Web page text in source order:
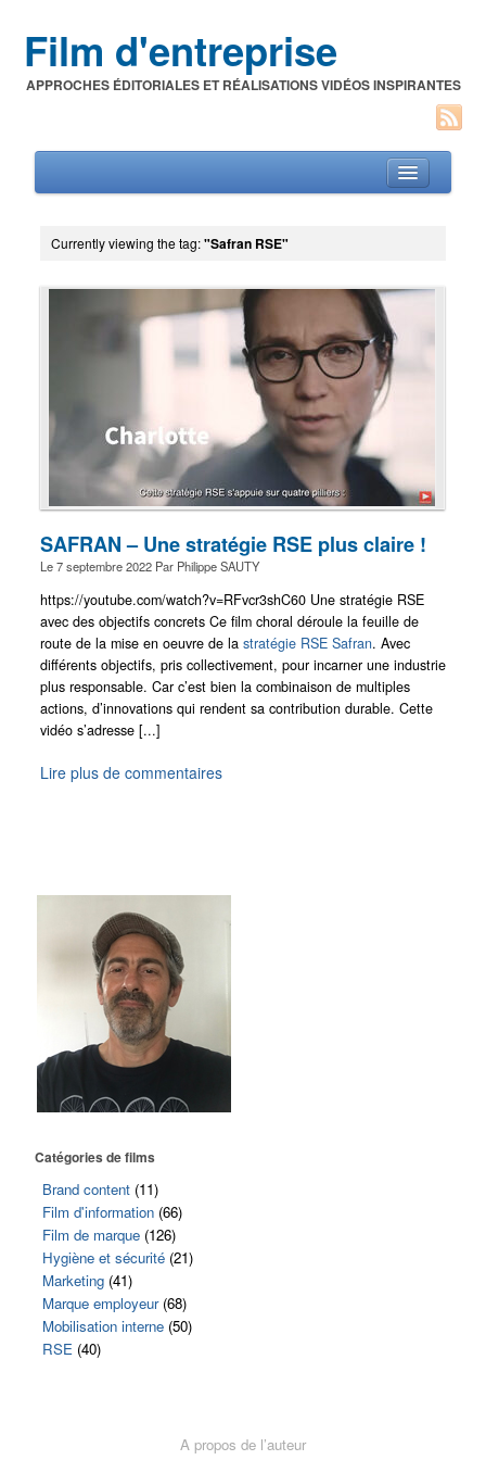
Film d'entreprise
APPROCHES ÉDITORIALES ET RÉALISATIONS VIDÉOS INSPIRANTES
A propos de l’auteur
Festivals du film corporate
Currently viewing the tag:"Safran RSE"
SAFRAN – Une stratégie RSE plus claire !
Le7 septembre 2022Par Philippe SAUTY
https://youtube.com/watch?v=RFvcr3shC60 Une stratégie RSE
avec des objectifs concrets Ce film choral déroule la feuille de
route de la mise en oeuvre de la stratégie RSE Safran. Avec
différents objectifs, pris collectivement, pour incarner une industrie
plus responsable. Car c’est bien la combinaison de multiples
actions, d’innovations qui rendent sa contribution durable. Cette
vidéo s’adresse [...]
Lire plus de commentaires
Catégories de films
Brand content (11)
Film d'information (66)
Film de marque (126)
Hygiène et sécurité (21)
Marketing (41)
Marque employeur(68)
Mobilisation interne (50)
RSE (40)
A propos de l’auteur